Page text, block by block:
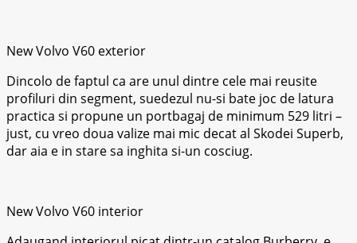
New Volvo V60 exterior
Dincolo de faptul ca are unul dintre cele mai reusite
profiluri din segment, suedezul nu-si bate joc de latura
practica si propune un portbagaj de minimum 529 litri –
just, cu vreo doua valize mai mic decat al Skodei Superb,
dar aia e in stare sa inghita si-un cosciug.
New Volvo V60 interior